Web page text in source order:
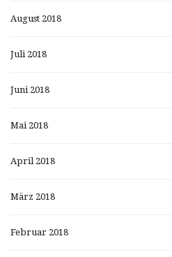
August 2018
Juli 2018
Juni 2018
Mai 2018
April 2018
März 2018
Februar 2018